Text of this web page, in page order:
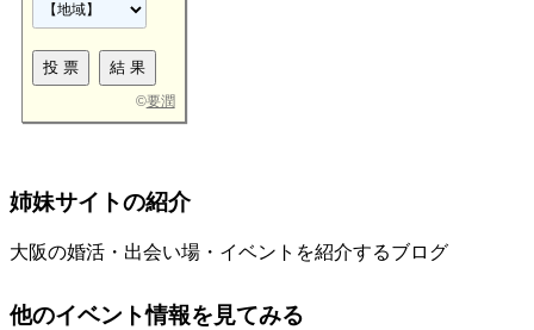
©要潤
姉妹サイトの紹介
大阪の婚活・出会い場・イベントを紹介するブログ
他のイベント情報を見てみる